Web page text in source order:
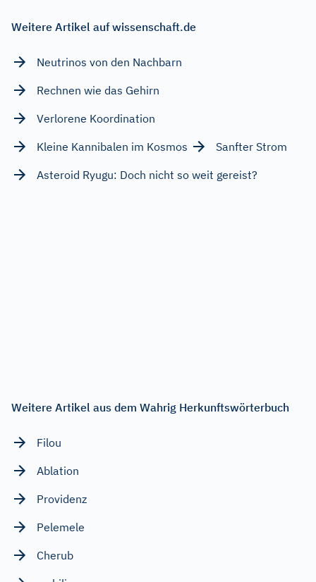
Weitere Artikel auf wissenschaft.de
Neutrinos von den Nachbarn
Rechnen wie das Gehirn
Verlorene Koordination
Kleine Kannibalen im Kosmos
Sanfter Strom
Asteroid Ryugu: Doch nicht so weit gereist?
Weitere Artikel aus dem Wahrig Herkunftswörterbuch
Filou
Ablation
Providenz
Pelemele
Cherub